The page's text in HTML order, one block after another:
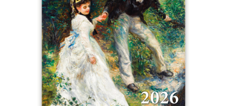
Shrnutí poptávky